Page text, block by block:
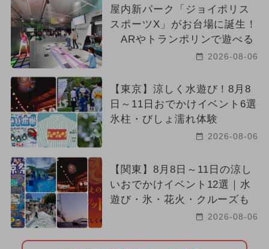
屋内新パーク「ジョイポリス
スポーツX」がお台場に誕生！
ARやトランポリンで遊べる
2026-08-06
【東京】涼しく水遊び！8月8
日～11日おでかけイベント6選
氷柱・びしょ濡れ体験
2026-08-06
【関東】8月8日～11日の涼し
いおでかけイベント12選｜水
遊び・氷・花火・クルーズも
2026-08-06